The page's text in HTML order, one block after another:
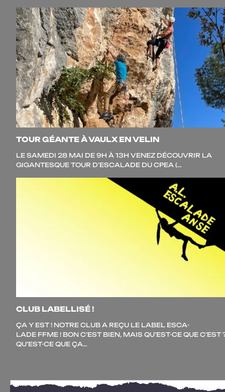
TOUR GÉANTE À VAULX EN VELIN
LE SAME­DI 28 MAI DE 9H À 13H VENEZ DÉCOU­VRIR LA
GIGAN­TESQUE TOUR D’ESCALADE DU CPEA (…
CLUB LABELLISÉ !
ÇA Y EST ! NOTRE CLUB A REÇU LE LABEL ESCA­
LADE FFME ! BON C’EST BIEN, MAIS QU’EST-CE QUE C’EST
QU’EST-CE QUE ÇA…